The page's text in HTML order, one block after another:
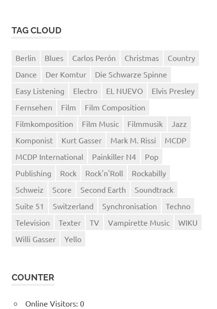
TAG CLOUD
Berlin Blues Carlos Perón Christmas
Country
Dance
Der Komtur
Die Schwarze Spinne
Easy Listening
Electro EL NUEVO
Elvis Presley
Fernsehen
Film
Film Composition
Filmkomposition
Film Music Filmmusik
Jazz
Komponist
Kurt Gasser Mark M. Rissi
MCDP
MCDP International
Painkiller N4
Pop
Publishing
Rock Rock'n'Roll
Rockabilly
Schweiz
Score Second Earth
Soundtrack
Suite 51
Switzerland Synchronisation
Techno
Television
Texter TV Vampirette Music
WIKU
Willi Gasser
Yello
COUNTER
Online Visitors: 0